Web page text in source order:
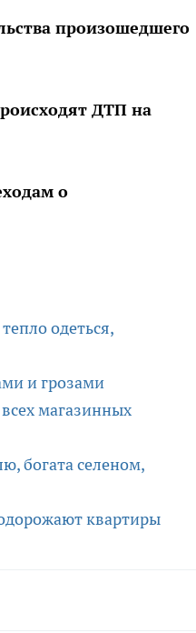
произошедшего
ДТП на
о
одеться,
и грозами
магазинных
богата селеном,
квартиры